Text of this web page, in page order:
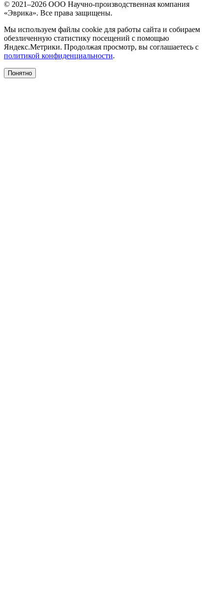
© 2021–2026 ООО Научно-производственная компания
«Эврика». Все права защищены.
Мы используем файлы cookie для работы сайта и собираем
обезличенную статистику посещений с помощью
Яндекс.Метрики. Продолжая просмотр, вы соглашаетесь с
политикой конфиденциальности.
Понятно